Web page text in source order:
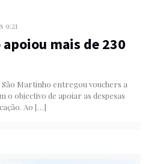
9:21
mais de 230
São Martinho entregou vouchers a
o objectivo de apoiar as despesas
Ao […]